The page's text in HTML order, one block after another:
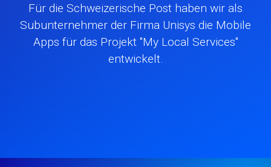
Für die Schweizerische Post haben wir als
Subunternehmer der Firma Unisys die Mobile
Apps für das Projekt "My Local Services"
entwickelt.